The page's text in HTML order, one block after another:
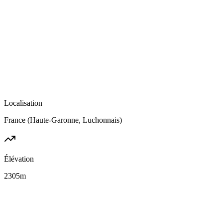
Localisation
France (Haute-Garonne, Luchonnais)
Élévation
2305m